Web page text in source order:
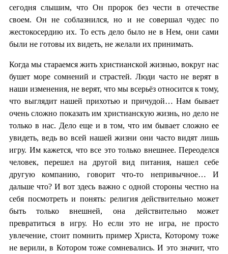
сегодня слышим, что Он пророк без чести в отечестве
своем. Он не соблазнился, но и не совершал чудес по
жестокосердию их. То есть дело было не в Нем, они сами
были не готовы их видеть, не желали их принимать.
Когда мы стараемся жить христианской жизнью, вокруг нас
бушет море сомнений и страстей. Люди часто не верят в
наши изменения, не верят, что мы всерьёз относится к тому,
что выглядит нашей прихотью и причудой… Нам бывает
очень сложно показать им христианскую жизнь, но дело не
только в нас. Дело еще и в том, что им бывает сложно ее
увидеть, ведь во всей нашей жизни они часто видят лишь
игру. Им кажется, что все это только внешнее. Переоделся
человек, перешел на другой вид питания, нашел себе
другую компанию, говорит что-то непривычное… И
дальше что? И вот здесь важно с одной стороны честно на
себя посмотреть и понять: религия действительно может
быть только внешней, она действительно может
превратиться в игру. Но если это не игра, не просто
увлечение, стоит помнить пример Христа, Которому тоже
не верили, в Котором тоже сомневались. И это значит, что